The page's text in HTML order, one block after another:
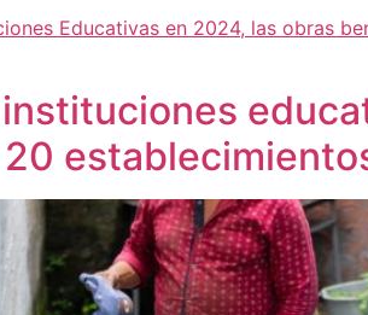
Educativas en 2024, las obras